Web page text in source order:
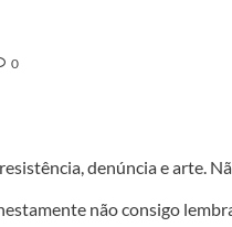
0
denúncia e arte.
não consigo